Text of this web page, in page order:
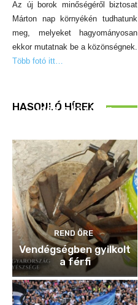
Az új borok minőségéről biztosat
Márton nap környékén tudhatunk
meg, melyeket hagyományosan
ekkor mutatnak be a közönségnek.
Több fotó itt…
HASONLÓ HÍREK
Idén is közösen
REND ŐRE
Vendégségben gyilkolt
a férfi